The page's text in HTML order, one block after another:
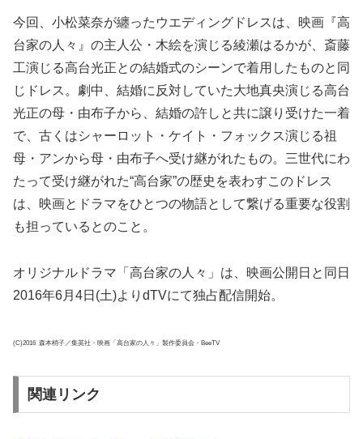
今回、小松菜奈が纏ったウエディングドレスは、映画『高
台家の人々』の主人公・木絵を演じる綾瀬はるかが、斎藤
工演じる高台光正との結婚式のシーンで着用したものと同
じドレス。劇中、結婚に反対していた大地真央演じる高台
光正の母・由布子から、結婚の許しと共に譲り受けた一着
で、古くはシャーロット・ケイト・フォックス演じる祖
母・アンから母・由布子へ受け継がれたもの。三世代にわ
たって受け継がれた“高台家”の歴史を表わすこのドレス
は、映画とドラマをひとつの物語として繋げる重要な役割
も担っているとのこと。
オリジナルドラマ「高台家の人々」は、映画公開日と同日
2016年6月4日(土)よりdTVにて独占配信開始。
(C)2016 森本梢子／集英社・映画「高台家の人々」製作委員会・BeeTV
関連リンク